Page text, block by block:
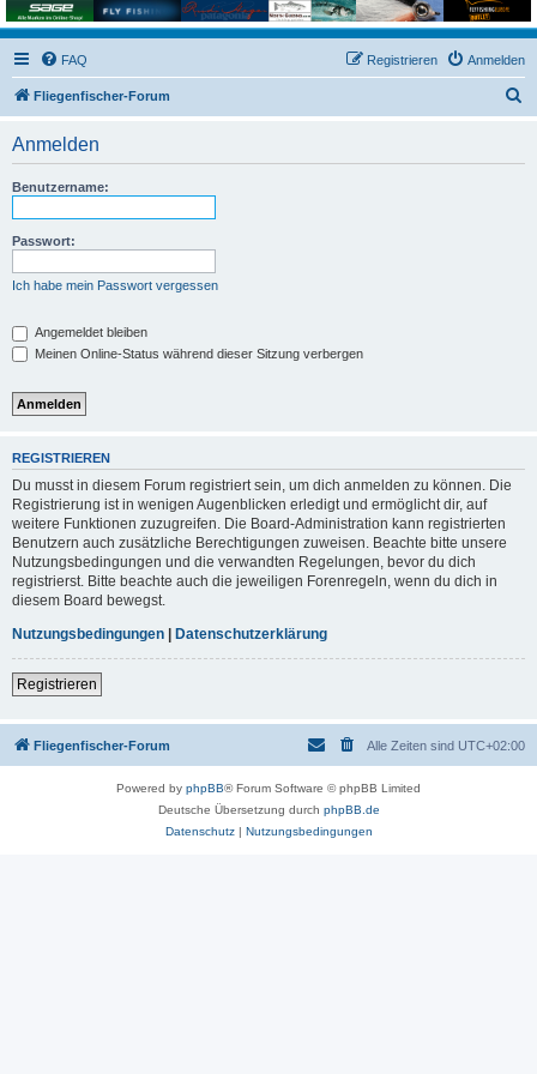
FAQ Anmelden
Registrieren
Fliegenfischer-Forum
Anmelden
Benutzername:
Passwort:
Ich habe mein Passwort vergessen
Angemeldet bleiben
Meinen Online-Status während dieser Sitzung verbergen
REGISTRIEREN
Du musst in diesem Forum registriert sein, um dich anmelden zu können. Die
Registrierung ist in wenigen Augenblicken erledigt und ermöglicht dir, auf
weitere Funktionen zuzugreifen. Die Board-Administration kann registrierten
Benutzern auch zusätzliche Berechtigungen zuweisen. Beachte bitte unsere
Nutzungsbedingungen und die verwandten Regelungen, bevor du dich
registrierst. Bitte beachte auch die jeweiligen Forenregeln, wenn du dich in
diesem Board bewegst.
Nutzungsbedingungen
Datenschutzerklärung
Registrieren
Fliegenfischer-Forum Alle Zeiten sind UTC+02:00
Powered by phpBB® Forum Software © phpBB Limited
Deutsche Übersetzung durch phpBB.de
Datenschutz| Nutzungsbedingungen